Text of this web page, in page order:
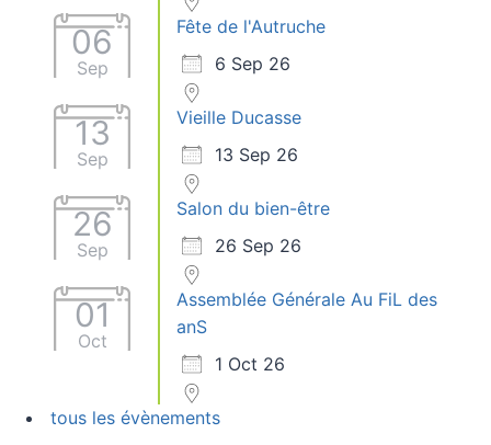
06
Sep
Fête de l'Autruche
6 Sep 26
13
Sep
Vieille Ducasse
13 Sep 26
26
Sep
Salon du bien-être
26 Sep 26
01
Oct
Assemblée Générale Au FiL des
anS
1 Oct 26
tous les évènements